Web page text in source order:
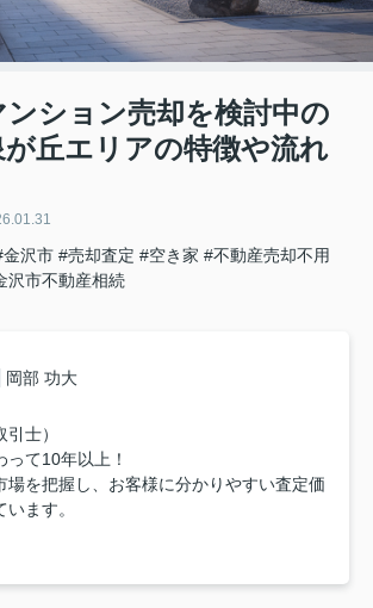
ション売却を検討中の
丘エリアの特徴や流れ
金沢市 #売却査定 #空き家 #不動産売却不用
沢市不動産相続
岡部 功大
士）
て10年以上！
場を把握し、お客様に分かりやすい査定価
ます。